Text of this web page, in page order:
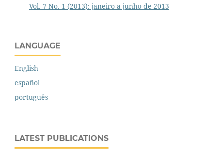
Vol. 7 No. 1 (2013): janeiro a junho de 2013
LANGUAGE
English
español
português
LATEST PUBLICATIONS